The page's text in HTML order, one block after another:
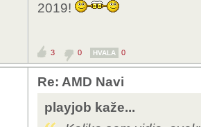
2019!
3 0 HVALA 0
Re: AMD Navi
playjob kaže...